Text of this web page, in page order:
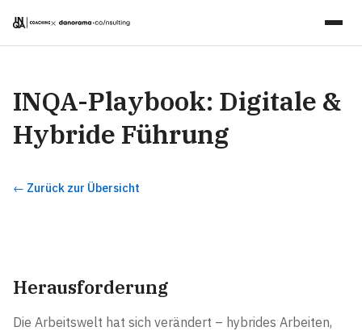
×
INQA-Playbook: Digitale &
Hybride Führung
← Zurück zur Übersicht
Herausforderung
Die Arbeitswelt hat sich verändert – hybrides Arbeiten,